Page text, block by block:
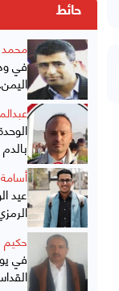
حائط
في
أسامة
عيد
في